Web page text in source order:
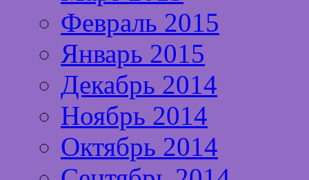
Февраль 2015
Январь 2015
Декабрь 2014
Ноябрь 2014
Октябрь 2014